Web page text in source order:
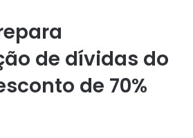
de dívidas do
de 70%